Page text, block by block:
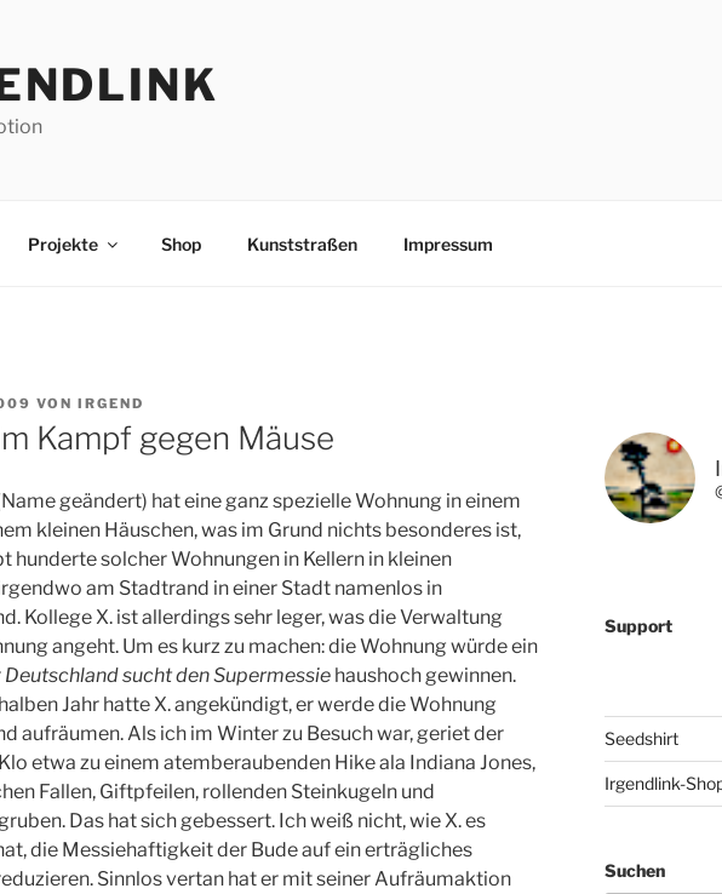
Projekte Shop Kunststraßen Impressum
VON IRGEND
Kampf gegen Mäuse
geändert) hat eine ganz spezielle Wohnung in einem
kleinen Häuschen, was im Grund nichts besonderes ist,
hunderte solcher Wohnungen in Kellern in kleinen
am Stadtrand in einer Stadt namenlos in
Kollege X. ist allerdings sehr leger, was die Verwaltung
angeht. Um es kurz zu machen: die Wohnung würde ein
Deutschland sucht den Supermessie haushoch gewinnen.
Jahr hatte X. angekündigt, er werde die Wohnung
aufräumen. Als ich im Winter zu Besuch war, geriet der
etwa zu einem atemberaubenden Hike ala Indiana Jones,
Fallen, Giftpfeilen, rollenden Steinkugeln und
Das hat sich gebessert. Ich weiß nicht, wie X. es
die Messiehaftigkeit der Bude auf ein erträgliches
Sinnlos vertan hat er mit seiner Aufräumaktion
Support
Seedshirt
Irgendlink-
Suchen